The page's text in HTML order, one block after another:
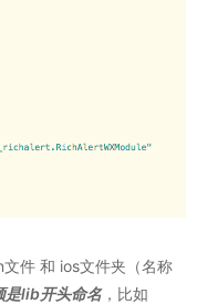
件 和 ios文件夹（名称
是lib开头命名，比如